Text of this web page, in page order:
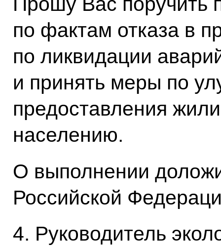
по фактам отказа в
по ликвидации
и принять меры по
предоставления
населению.
О выполнении
Российской
4. Руководитель